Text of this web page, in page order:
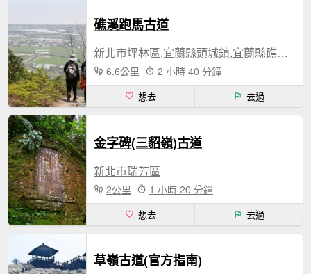
礁溪跑馬古道
新北市坪林區,宜蘭縣頭城鎮,宜蘭縣礁溪鄉
6.6公里 2 小時 40 分鐘
想去 去過
金字碑(三貂嶺)古道
新北市瑞芳區
2公里 1 小時 20 分鐘
想去 去過
草嶺古道(官方指南)